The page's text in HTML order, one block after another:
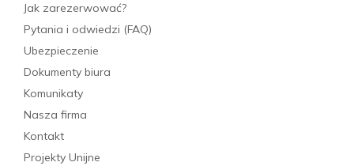
Jak zarezerwować?
Pytania i odwiedzi (FAQ)
Ubezpieczenie
Dokumenty biura
Komunikaty
Nasza firma
Kontakt
Projekty Unijne